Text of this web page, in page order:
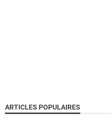
ARTICLES POPULAIRES